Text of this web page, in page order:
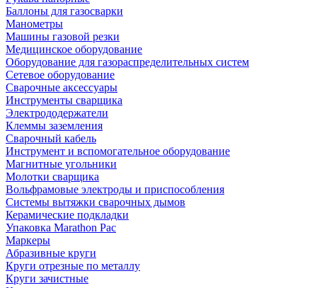
Баллоны для газосварки
Манометры
Машины газовой резки
Медицинское оборудование
Оборудование для газораспределительных систем
Сетевое оборудование
Сварочные аксессуары
Инструменты сварщика
Электрододержатели
Клеммы заземления
Сварочный кабель
Инструмент и вспомогательное оборудование
Магнитные угольники
Молотки сварщика
Вольфрамовые электроды и приспособления
Системы вытяжки сварочных дымов
Керамические подкладки
Упаковка Marathon Pac
Маркеры
Абразивные круги
Круги отрезные по металлу
Круги зачистные